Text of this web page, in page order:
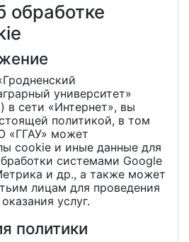
обработке
университет»
в сети «Интернет», вы
политикой, в том
«ГГАУ» может
cookie и иные данные для
системами Google
и др., а также может
лицам для проведения
услуг.
политики